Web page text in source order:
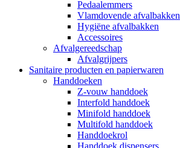
Pedaalemmers
Vlamdovende afvalbakken
Hygiëne afvalbakken
Accessoires
Afvalgereedschap
Afvalgrijpers
Sanitaire producten en papierwaren
Handdoeken
Z-vouw handdoek
Interfold handdoek
Minifold handdoek
Multifold handdoek
Handdoekrol
Handdoek dispensers